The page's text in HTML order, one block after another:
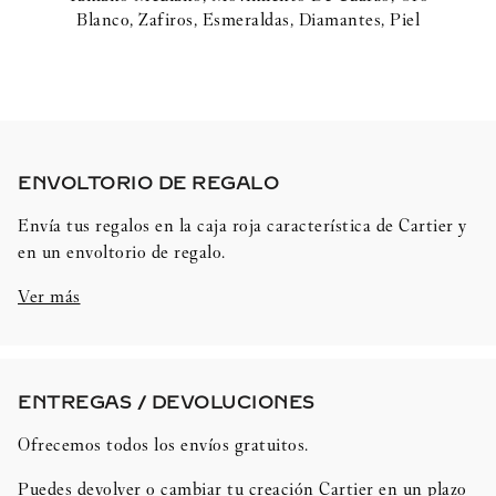
Blanco, Zafiros, Esmeraldas, Diamantes, Piel
ENVOLTORIO DE REGALO​
Envía tus regalos en la caja roja característica de Cartier y
en un envoltorio de regalo.
Ver más
ENTREGAS / DEVOLUCIONES​
Ofrecemos todos los envíos gratuitos.
Puedes devolver o cambiar tu creación Cartier en un plazo